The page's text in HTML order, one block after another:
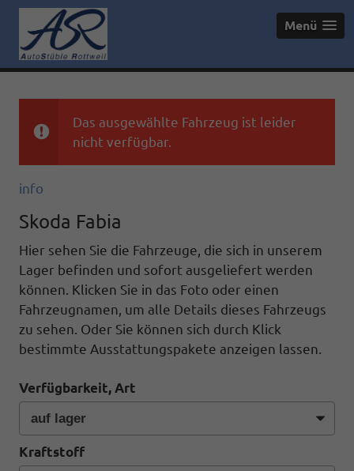
Menü
Das ausgewählte Fahrzeug ist leider
nicht verfügbar.
info
Skoda Fabia
Hier sehen Sie die Fahrzeuge, die sich in unserem
Lager befinden und sofort ausgeliefert werden
können. Klicken Sie in das Foto oder einen
Fahrzeugnamen, um alle Details dieses Fahrzeugs
zu sehen. Oder Sie können sich durch Klick
bestimmte Ausstattungspakete anzeigen lassen.
Verfügbarkeit, Art
Kraftstoff